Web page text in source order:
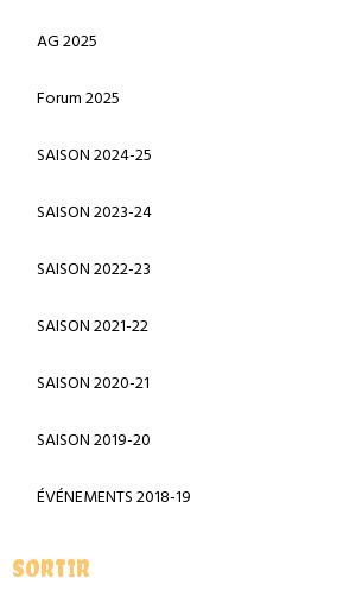
AG 2025
Forum 2025
SAISON 2024-25
SAISON 2023-24
SAISON 2022-23
SAISON 2021-22
SAISON 2020-21
SAISON 2019-20
ÉVÉNEMENTS 2018-19
SORTIR